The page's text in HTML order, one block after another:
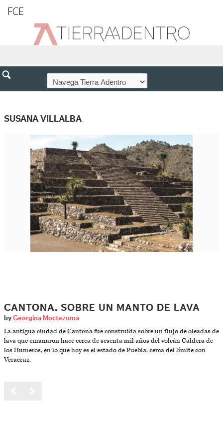
FCE
SUSANA VILLALBA
CANTONA. SOBRE UN MANTO DE LAVA
by Georgina Moctezuma
La antigua ciudad de Cantona fue construida sobre un flujo de oleadas de
lava que emanaron hace cerca de sesenta mil años del volcán Caldera de
los Humeros, en lo que hoy es el estado de Puebla, cerca del límite con
Veracruz.